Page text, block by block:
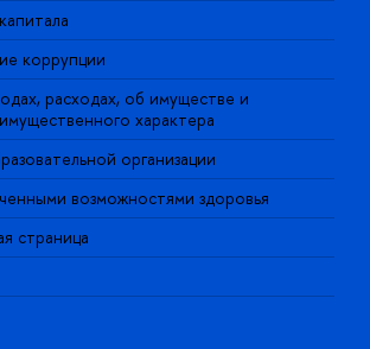
коррупции
расходах, об имуществе и
характера
организации
возможностями здоровья
страница